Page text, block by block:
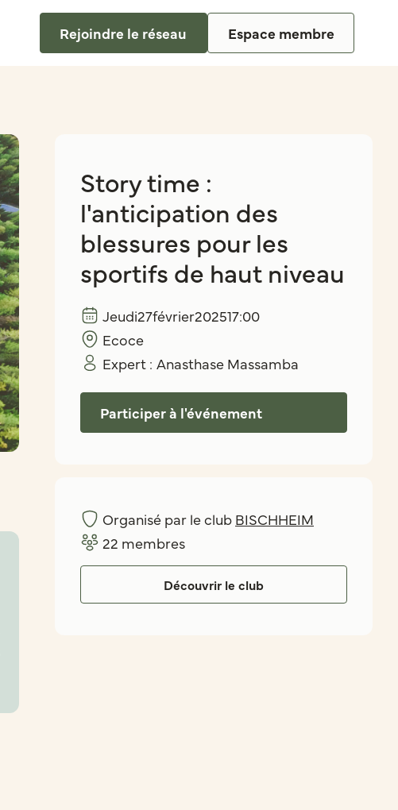
Rejoindre le réseau Espace membre
Story time :
l'anticipation des
blessures pour les
sportifs de haut niveau
Jeudi27février202517:00
Ecoce
Expert : Anasthase Massamba
Participer à l'événement
Organisé par le club BISCHHEIM
22 membres
Découvrir le club